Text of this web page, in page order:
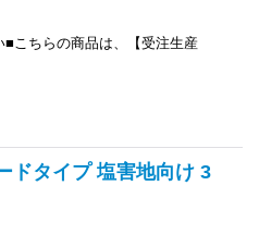
こちらの商品は、【受注生産
ドタイプ 塩害地向け 3